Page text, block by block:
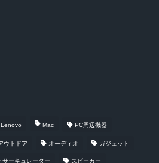
Lenovo Mac PC周辺機器
ウトドア オーディオ ガジェット
サーキュレーター スピーカー